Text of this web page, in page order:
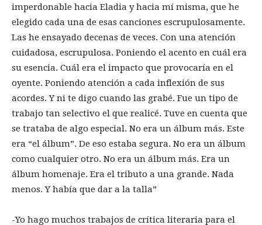
imperdonable hacia Eladia y hacia mí misma, que he
elegido cada una de esas canciones escrupulosamente.
Las he ensayado decenas de veces. Con una atención
cuidadosa, escrupulosa. Poniendo el acento en cuál era
su esencia. Cuál era el impacto que provocaría en el
oyente. Poniendo atención a cada inflexión de sus
acordes. Y ni te digo cuando las grabé. Fue un tipo de
trabajo tan selectivo el que realicé. Tuve en cuenta que
se trataba de algo especial. No era un álbum más. Este
era “el álbum”. De eso estaba segura. No era un álbum
como cualquier otro. No era un álbum más. Era un
álbum homenaje. Era el tributo a una grande. Nada
menos. Y había que dar a la talla”
-Yo hago muchos trabajos de crítica literaria para el